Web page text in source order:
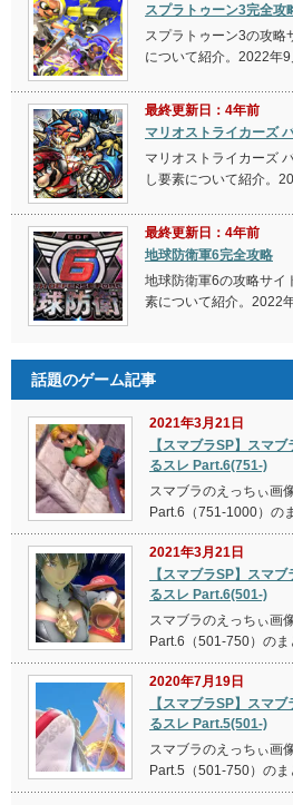
スプラトゥーン3完全攻
スプラトゥーン3の攻略
について紹介。2022年
最終更新日：4年前
マリオストライカーズ
マリオストライカーズ
し要素について紹介。
最終更新日：4年前
地球防衛軍6完全攻略
地球防衛軍6の攻略サイ
素について紹介。2022
話題のゲーム記事
2021年3月21日
【スマブラSP】スマ
るスレ Part.6(751-)
スマブラのえっちぃ画
Part.6（751-1000）の
2021年3月21日
【スマブラSP】スマ
るスレ Part.6(501-)
スマブラのえっちぃ画
Part.6（501-750）の
2020年7月19日
【スマブラSP】スマ
るスレ Part.5(501-)
スマブラのえっちぃ画
Part.5（501-750）の